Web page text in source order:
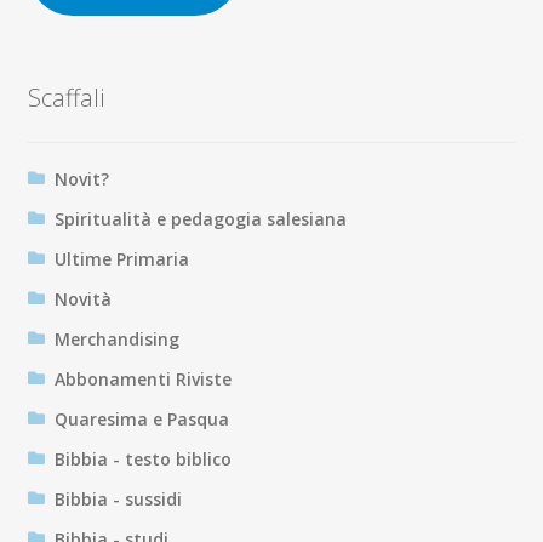
Scaffali
Novit?
Spiritualità e pedagogia salesiana
Ultime Primaria
Novità
Merchandising
Abbonamenti Riviste
Quaresima e Pasqua
Bibbia - testo biblico
Bibbia - sussidi